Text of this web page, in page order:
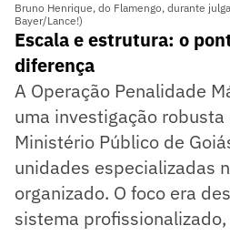
Bruno Henrique, do Flamengo, durante
Bayer/Lance!)
Escala e estrutura: o
diferença
A Operação Penalidade
uma investigação
Ministério Público de
unidades especializadas
organizado. O foco era
sistema